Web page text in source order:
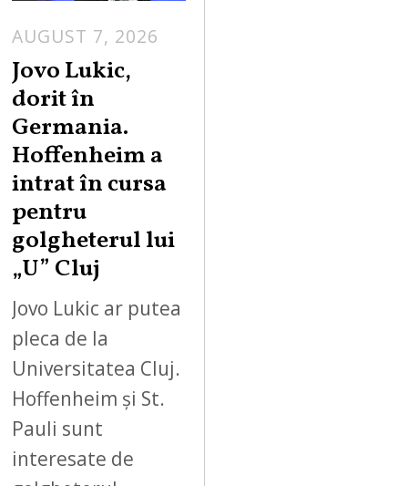
AUGUST 7, 2026
Jovo Lukic,
dorit în
Germania.
Hoffenheim a
intrat în cursa
pentru
golgheterul lui
„U” Cluj
Jovo Lukic ar putea
pleca de la
Universitatea Cluj.
Hoffenheim și St.
Pauli sunt
interesate de